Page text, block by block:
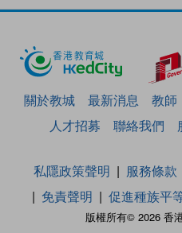
關於教城 最新消息 教師
人才招募
聯絡我們
版權所有© 2026 香
私隱政策聲明 服務條款
免責聲明
促進種族平